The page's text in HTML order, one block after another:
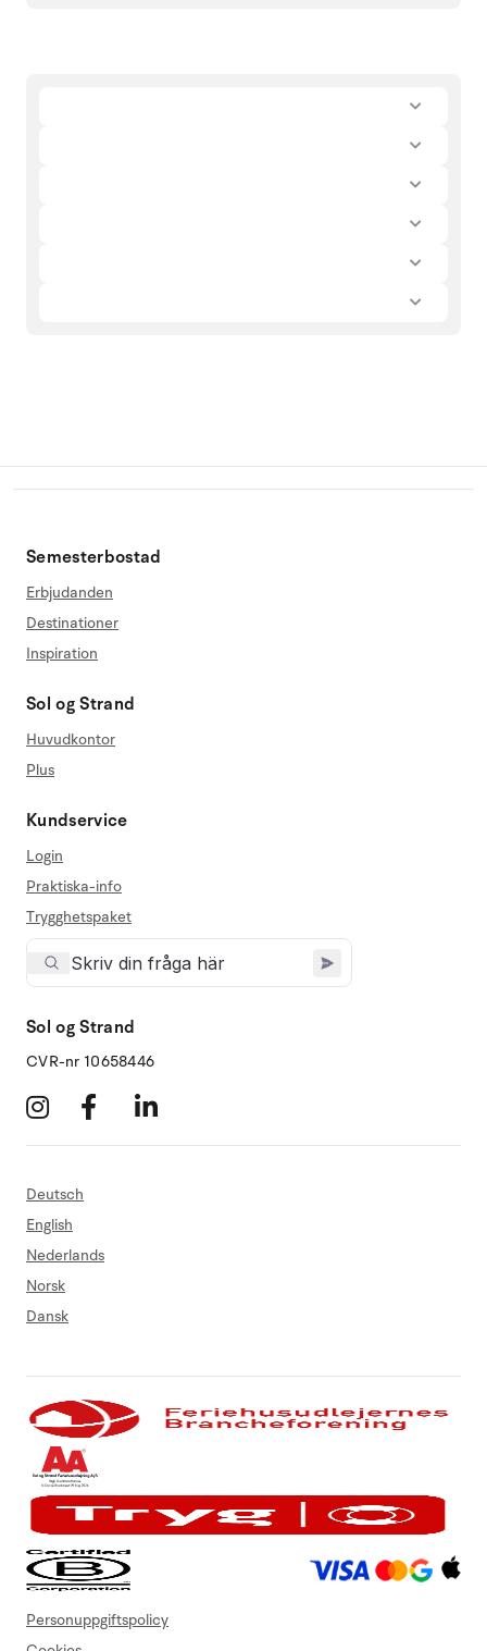
Semesterbostad
Erbjudanden
Destinationer
Inspiration
Sol og Strand
Huvudkontor
Plus
Kundservice
Login
Praktiska-info
Trygghetspaket
Sol og Strand
CVR-nr 10658446
Deutsch
English
Nederlands
Norsk
Dansk
Personuppgiftspolicy